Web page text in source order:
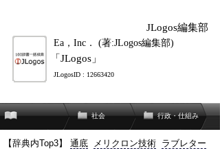
JLogos編集部
Ea，Inc． (著:JLogos編集部)
「JLogos」
JLogosID : 12663420
社会 行政・仕組み
【辞典内Top3】 通底 メリクロン技術 ラブレター